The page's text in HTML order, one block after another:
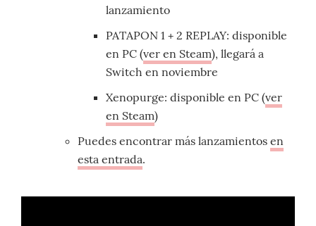
lanzamiento
PATAPON 1 + 2 REPLAY: disponible
en PC (ver en Steam), llegará a
Switch en noviembre
Xenopurge: disponible en PC (ver
en Steam)
Puedes encontrar más lanzamientos en
esta entrada.